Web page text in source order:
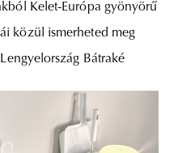
Kelet-Európa gyönyörű
közül ismerheted meg
Bátraké